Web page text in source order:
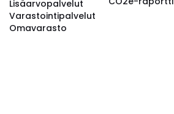
Lisäarvopalvelut
Varastointipalvelut
Omavarasto